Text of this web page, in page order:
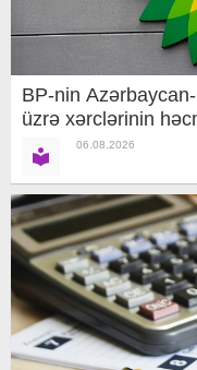
BP-nin
üzrə xərclərinin
06.08.2026